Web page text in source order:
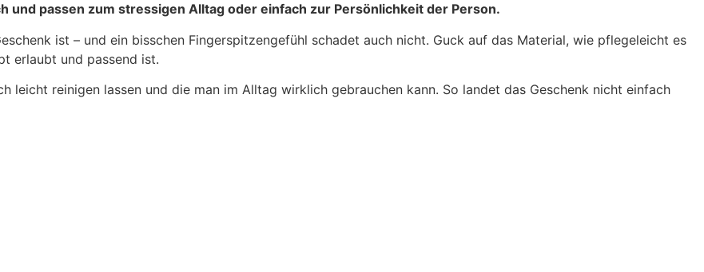
und passen zum stressigen Alltag oder einfach zur Persönlichkeit der Person.
ist – und ein bisschen Fingerspitzengefühl schadet auch nicht. Guck auf das Material, wie pflegeleicht es
erlaubt und passend ist.
leicht reinigen lassen und die man im Alltag wirklich gebrauchen kann. So landet das Geschenk nicht einfach